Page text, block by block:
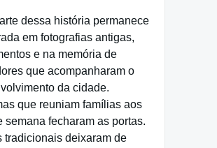
dessa história permanece
em fotografias antigas,
e na memória de
que acompanharam o
da cidade.
que reuniam famílias aos
semana fecharam as portas.
tradicionais deixaram de